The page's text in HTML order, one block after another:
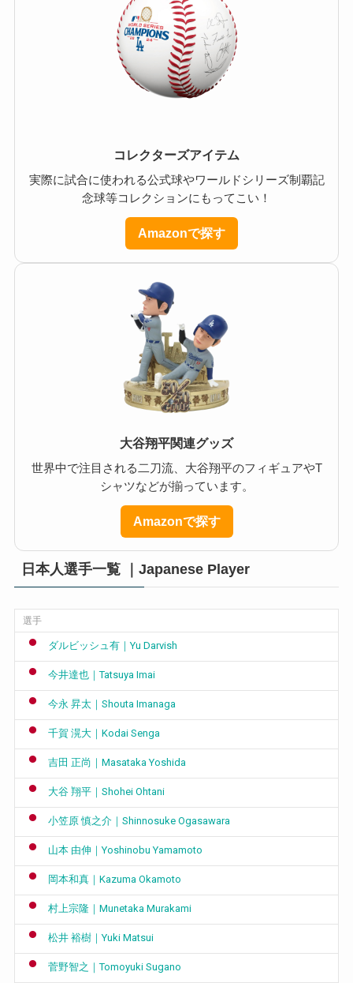
コレクターズアイテム
実際に試合に使われる公式球やワールドシリーズ制覇記
念球等コレクションにもってこい！
Amazonで探す
大谷翔平関連グッズ
世界中で注目される二刀流、大谷翔平のフィギュアやT
シャツなどが揃っています。
Amazonで探す
日本人選手一覧 ｜Japanese Player
選手
ダルビッシュ有｜Yu Darvish
今井達也｜Tatsuya Imai
今永 昇太｜Shouta Imanaga
千賀 滉大｜Kodai Senga
吉田 正尚｜Masataka Yoshida
大谷 翔平｜Shohei Ohtani
小笠原 慎之介｜Shinnosuke Ogasawara
山本 由伸｜Yoshinobu Yamamoto
岡本和真｜Kazuma Okamoto
村上宗隆｜Munetaka Murakami
松井 裕樹｜Yuki Matsui
菅野智之｜Tomoyuki Sugano